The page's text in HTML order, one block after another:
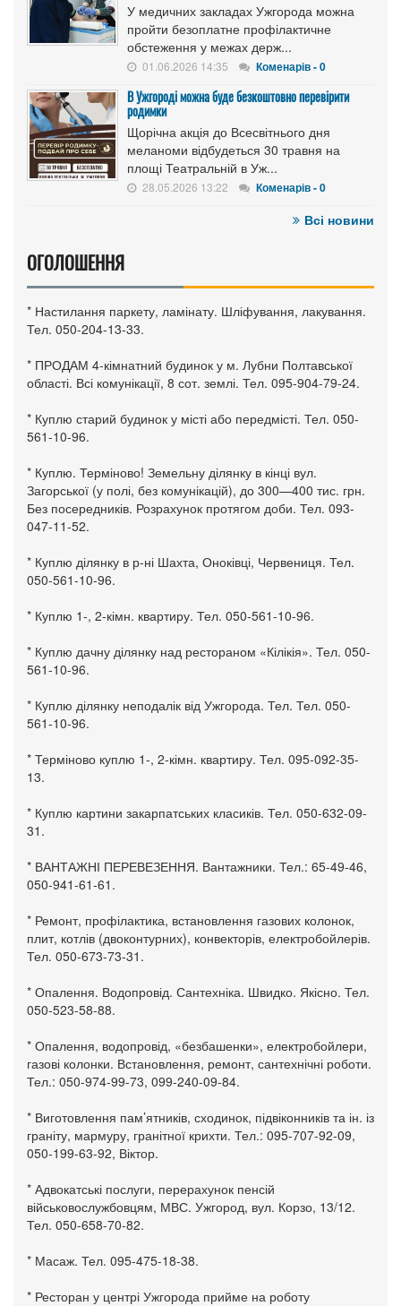
У медичних закладах Ужгорода можна
пройти безоплатне профілактичне
обстеження у межах держ...
01.06.2026 14:35 Коменарів - 0
В Ужгороді можна буде безкоштовно перевірити
родимки
Щорічна акція до Всесвітнього дня
меланоми відбудеться 30 травня на
площі Театральній в Уж...
28.05.2026 13:22 Коменарів - 0
Всі новини
ОГОЛОШЕННЯ
* Настилання паркету, ламінату. Шліфування, лакування.
Тел. 050-204-13-33.
* ПРОДАМ 4-кімнатний будинок у м. Лубни Полтавської
області. Всі комунікації, 8 сот. землі. Тел. 095-904-79-24.
* Куплю старий будинок у місті або передмісті. Тел. 050-
561-10-96.
* Куплю. Терміново! Земельну ділянку в кінці вул.
Загорської (у полі, без комунікацій), до 300—400 тис. грн.
Без посередників. Розрахунок протягом доби. Тел. 093-
047-11-52.
* Куплю ділянку в р-ні Шахта, Оноківці, Червениця. Тел.
050-561-10-96.
* Куплю 1-, 2-кімн. квартиру. Тел. 050-561-10-96.
* Куплю дачну ділянку над рестораном «Кілікія». Тел. 050-
561-10-96.
* Куплю ділянку неподалік від Ужгорода. Тел. Тел. 050-
561-10-96.
* Терміново куплю 1-, 2-кімн. квартиру. Тел. 095-092-35-
13.
* Куплю картини закарпатських класиків. Тел. 050-632-09-
31.
* ВАНТАЖНІ ПЕРЕВЕЗЕННЯ. Вантажники. Тел.: 65-49-46,
050-941-61-61.
* Ремонт, профілактика, встановлення газових колонок,
плит, котлів (двоконтурних), конвекторів, електробойлерів.
Тел. 050-673-73-31.
* Опалення. Водопровід. Сантехніка. Швидко. Якісно. Тел.
050-523-58-88.
* Опалення, водопровід, «безбашенки», електробойлери,
газові колонки. Встановлення, ремонт, сантехнічні роботи.
Тел.: 050-974-99-73, 099-240-09-84.
* Виготовлення пам’ятників, сходинок, підвіконників та ін. із
граніту, мармуру, гранітної крихти. Тел.: 095-707-92-09,
050-199-63-92, Віктор.
* Адвокатські послуги, перерахунок пенсій
військовослужбовцям, МВС. Ужгород, вул. Корзо, 13/12.
Тел. 050-658-70-82.
* Масаж. Тел. 095-475-18-38.
* Ресторан у центрі Ужгорода прийме на роботу